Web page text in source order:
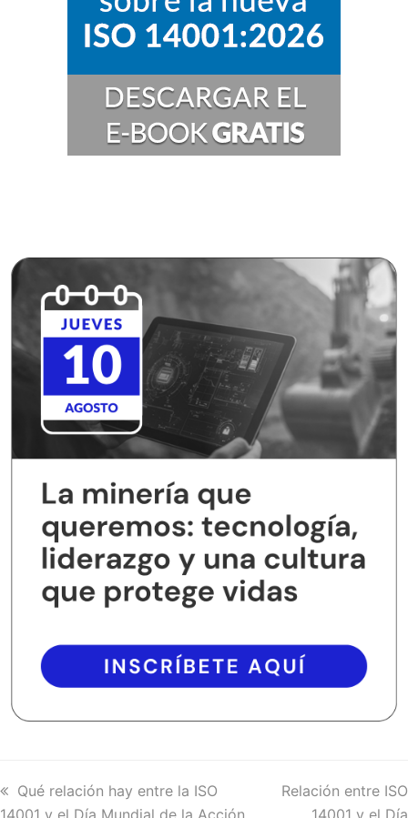
previous
post:
Qué relación hay entre la ISO
14001 y el Día Mundial de la Acción
next
post:
Relación entre ISO
14001 y el Día